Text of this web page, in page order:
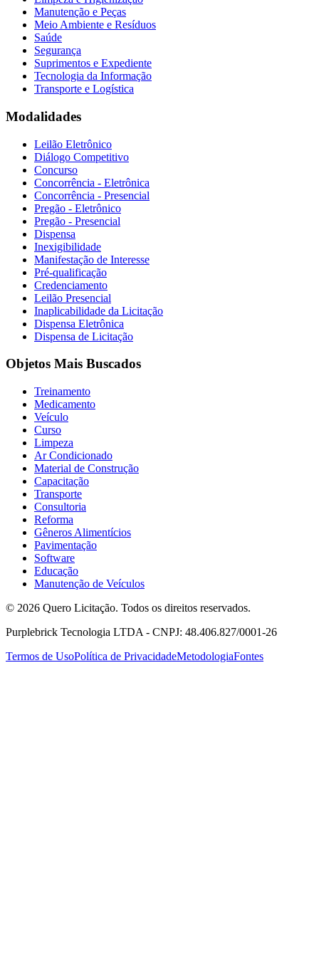
Manutenção e Peças
Meio Ambiente e Resíduos
Saúde
Segurança
Suprimentos e Expediente
Tecnologia da Informação
Transporte e Logística
Modalidades
Leilão Eletrônico
Diálogo Competitivo
Concurso
Concorrência - Eletrônica
Concorrência - Presencial
Pregão - Eletrônico
Pregão - Presencial
Dispensa
Inexigibilidade
Manifestação de Interesse
Pré-qualificação
Credenciamento
Leilão Presencial
Inaplicabilidade da Licitação
Dispensa Eletrônica
Dispensa de Licitação
Objetos Mais Buscados
Treinamento
Medicamento
Veículo
Curso
Limpeza
Ar Condicionado
Material de Construção
Capacitação
Transporte
Consultoria
Reforma
Gêneros Alimentícios
Pavimentação
Software
Educação
Manutenção de Veículos
© 2026 Quero Licitação. Todos os direitos reservados.
Purplebrick Tecnologia LTDA - CNPJ: 48.406.827/0001-26
Termos de UsoPolítica de PrivacidadeMetodologiaFontes